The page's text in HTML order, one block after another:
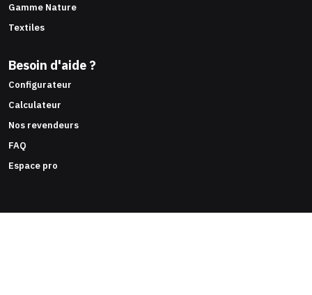
Gamme Nature
Textiles
Besoin d'aide ?
Configurateur
Calculateur
Nos revendeurs
FAQ
Espace pro